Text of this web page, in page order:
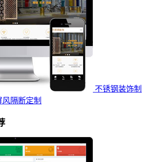
不锈钢装饰制
隔断定制